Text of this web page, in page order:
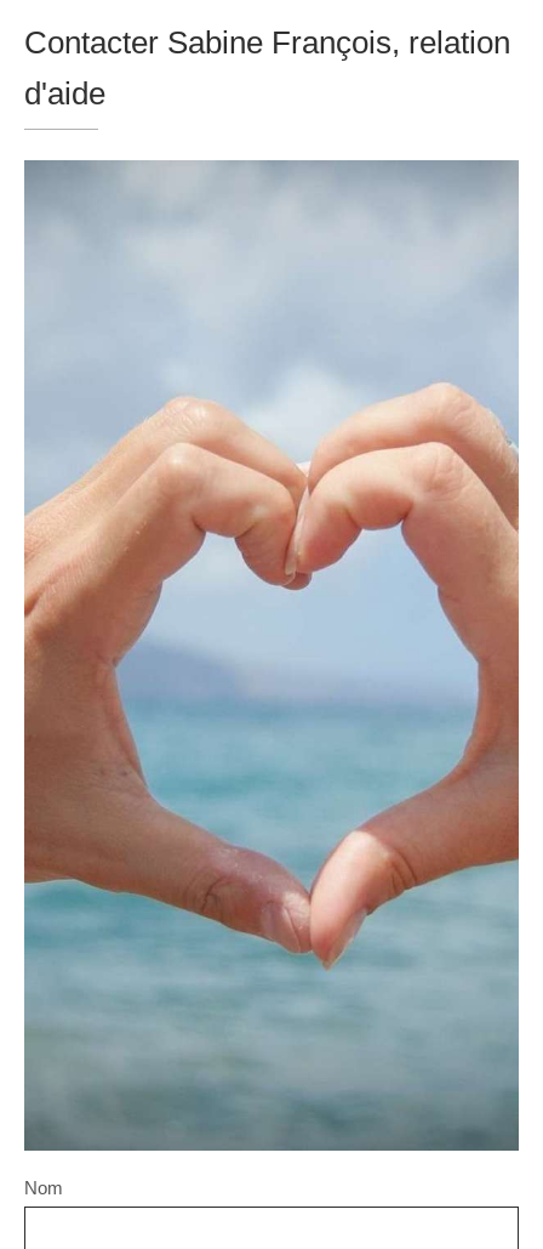
Contacter Sabine François, relation
d'aide
Nom